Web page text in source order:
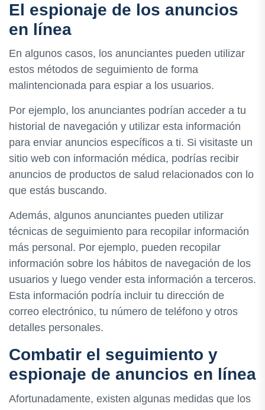
El espionaje de los anuncios
en línea
En algunos casos, los anunciantes pueden utilizar
estos métodos de seguimiento de forma
malintencionada para espiar a los usuarios.
Por ejemplo, los anunciantes podrían acceder a tu
historial de navegación y utilizar esta información
para enviar anuncios específicos a ti. Si visitaste un
sitio web con información médica, podrías recibir
anuncios de productos de salud relacionados con lo
que estás buscando.
Además, algunos anunciantes pueden utilizar
técnicas de seguimiento para recopilar información
más personal. Por ejemplo, pueden recopilar
información sobre los hábitos de navegación de los
usuarios y luego vender esta información a terceros.
Esta información podría incluir tu dirección de
correo electrónico, tu número de teléfono y otros
detalles personales.
Combatir el seguimiento y
espionaje de anuncios en línea
Afortunadamente, existen algunas medidas que los